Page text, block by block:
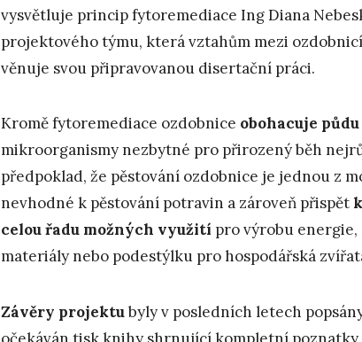
vysvětluje princip fytoremediace Ing Diana
projektového týmu, která vztahům mezi
věnuje svou připravovanou disertační práci.
Kromě fytoremediace ozdobnice obohacuje půdu
mikroorganismy nezbytné pro přirozený běh
předpoklad, že pěstování ozdobnice je jednou z
nevhodné k pěstování potravin a zároveň přispět
celou řadu možných využití pro výrobu energie,
materiály nebo podestýlku pro hospodářská
Závěry projektubyly v posledních letech